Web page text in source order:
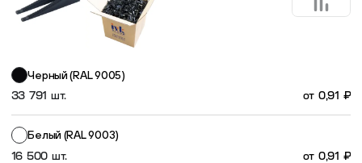
Черный (RAL 9005)
33 791 шт. от 0,91 ₽
Белый (RAL 9003)
16 500 шт. от 0,91 ₽
Пластиковые столешницы для школьных парт
Комплектующие для мебели